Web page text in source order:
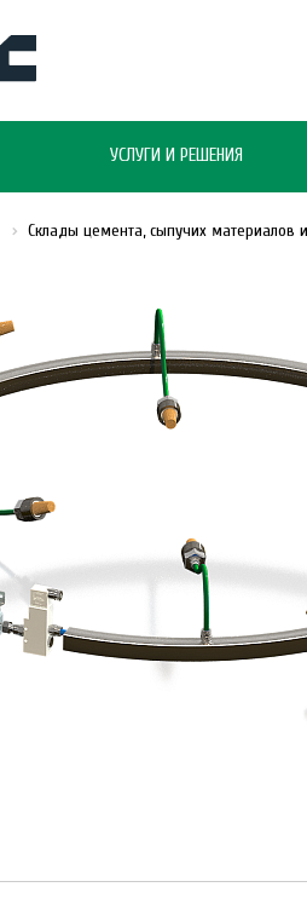
УСЛУГИ И РЕШЕНИЯ
Склады цемента, сыпучих материалов